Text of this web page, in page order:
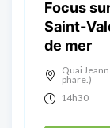
Focus
Saint-
de mer
Quai
phare.)
14h30